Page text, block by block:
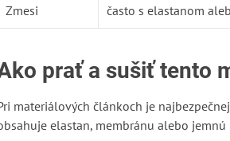
Zmesi často s elastanom
prať a sušiť tento
materiálových článkoch je
elastan, membránu alebo